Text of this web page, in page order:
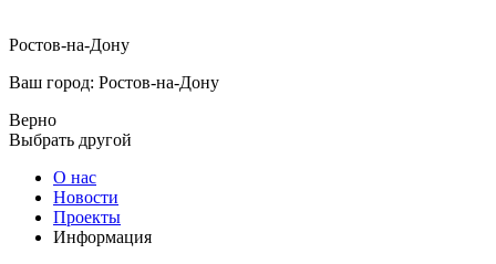
Ростов-на-Дону
Ваш город: Ростов-на-Дону
Верно
Выбрать другой
О нас
Новости
Проекты
Информация